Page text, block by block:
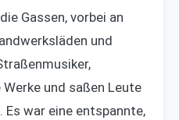
Gassen, vorbei an
und
und saßen Leute
Es war eine entspannte,